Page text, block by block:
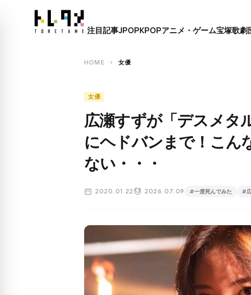
close
注目記事JPOPKPOPアニメ・ゲーム宝塚歌劇
HOME chevron_right 女優
女優
広瀬すずが「デスメタ
にヘドバンまで！こん
ない・・・
2020.01.22 2026.07.09 #一度死んでみた #